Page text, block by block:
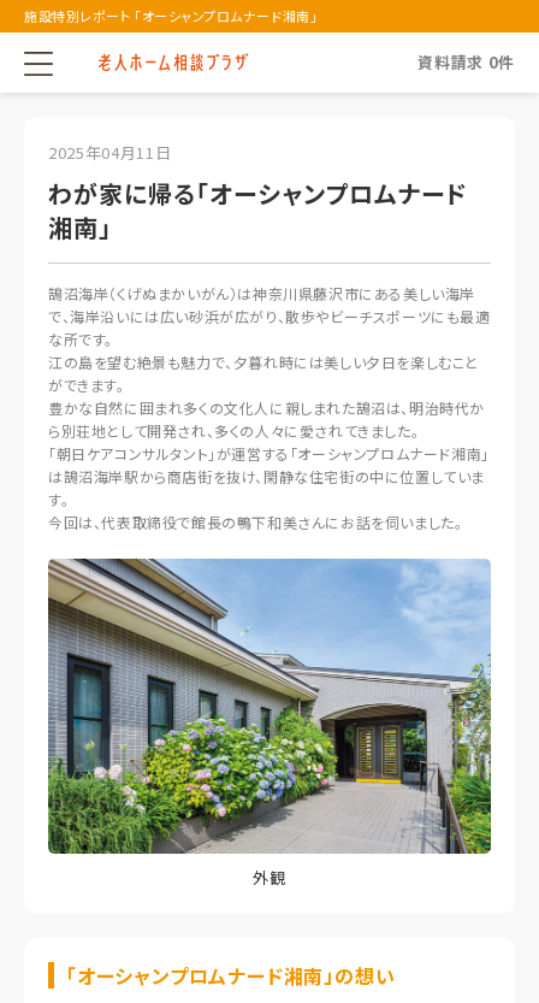
施設特別レポート 「オーシャンプロムナード湘南」
資料請求 0件
2025年04月11日
わが家に帰る「オーシャンプロムナード
湘南」
鵠沼海岸（くげぬまかいがん）は神奈川県藤沢市にある美しい海岸
で、海岸沿いには広い砂浜が広がり、散歩やビーチスポーツにも最適
な所です。
江の島を望む絶景も魅力で、夕暮れ時には美しい夕日を楽しむこと
ができます。
豊かな自然に囲まれ多くの文化人に親しまれた鵠沼は、明治時代か
ら別荘地として開発され、多くの人々に愛されてきました。
「朝日ケアコンサルタント」が運営する「オーシャンプロムナード湘南」
は鵠沼海岸駅から商店街を抜け、閑静な住宅街の中に位置していま
す。
今回は、代表取締役で館長の鴨下和美さんにお話を伺いました。
外観
「オーシャンプロムナード湘南」の想い